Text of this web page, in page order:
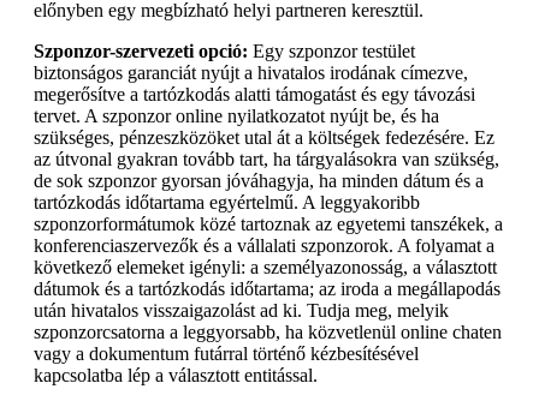
előnyben egy megbízható helyi partneren keresztül.
Szponzor-szervezeti opció: Egy szponzor testület
biztonságos garanciát nyújt a hivatalos irodának címezve,
megerősítve a tartózkodás alatti támogatást és egy távozási
tervet. A szponzor online nyilatkozatot nyújt be, és ha
szükséges, pénzeszközöket utal át a költségek fedezésére. Ez
az útvonal gyakran tovább tart, ha tárgyalásokra van szükség,
de sok szponzor gyorsan jóváhagyja, ha minden dátum és a
tartózkodás időtartama egyértelmű. A leggyakoribb
szponzorformátumok közé tartoznak az egyetemi tanszékek, a
konferenciaszervezők és a vállalati szponzorok. A folyamat a
következő elemeket igényli: a személyazonosság, a választott
dátumok és a tartózkodás időtartama; az iroda a megállapodás
után hivatalos visszaigazolást ad ki. Tudja meg, melyik
szponzorcsatorna a leggyorsabb, ha közvetlenül online chaten
vagy a dokumentum futárral történő kézbesítésével
kapcsolatba lép a választott entitással.